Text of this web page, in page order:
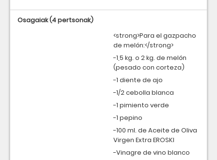
Osagaiak(4 pertsonak)
<strong>Para el gazpacho
de melón:</strong>
-1,5 kg. o 2 kg. de melón
(pesado con corteza)
-1 diente de ajo
-1/2 cebolla blanca
-1 pimiento verde
-1 pepino
-100 ml. de Aceite de Oliva
Virgen Extra EROSKI
-Vinagre de vino blanco